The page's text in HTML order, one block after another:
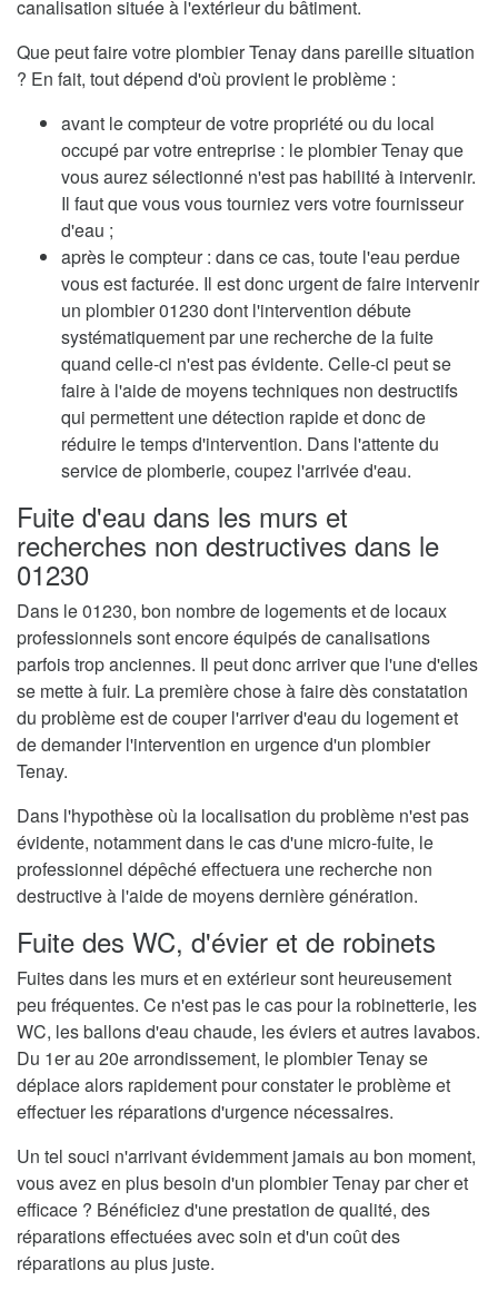
canalisation située à l'extérieur du bâtiment.
Que peut faire votre plombier Tenay dans pareille situation
? En fait, tout dépend d'où provient le problème :
avant le compteur de votre propriété ou du local
occupé par votre entreprise : le plombier Tenay que
vous aurez sélectionné n'est pas habilité à intervenir.
Il faut que vous vous tourniez vers votre fournisseur
d'eau ;
après le compteur : dans ce cas, toute l'eau perdue
vous est facturée. Il est donc urgent de faire intervenir
un plombier 01230 dont l'intervention débute
systématiquement par une recherche de la fuite
quand celle-ci n'est pas évidente. Celle-ci peut se
faire à l'aide de moyens techniques non destructifs
qui permettent une détection rapide et donc de
réduire le temps d'intervention. Dans l'attente du
service de plomberie, coupez l'arrivée d'eau.
Fuite d'eau dans les murs et
recherches non destructives dans le
01230
Dans le 01230, bon nombre de logements et de locaux
professionnels sont encore équipés de canalisations
parfois trop anciennes. Il peut donc arriver que l'une d'elles
se mette à fuir. La première chose à faire dès constatation
du problème est de couper l'arriver d'eau du logement et
de demander l'intervention en urgence d'un plombier
Tenay.
Dans l'hypothèse où la localisation du problème n'est pas
évidente, notamment dans le cas d'une micro-fuite, le
professionnel dépêché effectuera une recherche non
destructive à l'aide de moyens dernière génération.
Fuite des WC, d'évier et de robinets
Fuites dans les murs et en extérieur sont heureusement
peu fréquentes. Ce n'est pas le cas pour la robinetterie, les
WC, les ballons d'eau chaude, les éviers et autres lavabos.
Du 1er au 20e arrondissement, le plombier Tenay se
déplace alors rapidement pour constater le problème et
effectuer les réparations d'urgence nécessaires.
Un tel souci n'arrivant évidemment jamais au bon moment,
vous avez en plus besoin d'un plombier Tenay par cher et
efficace ? Bénéficiez d'une prestation de qualité, des
réparations effectuées avec soin et d'un coût des
réparations au plus juste.